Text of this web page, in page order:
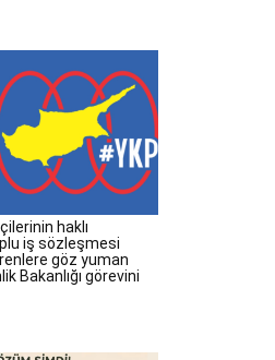
haklı
iş sözleşmesi
göz yuman
Bakanlığı görevini